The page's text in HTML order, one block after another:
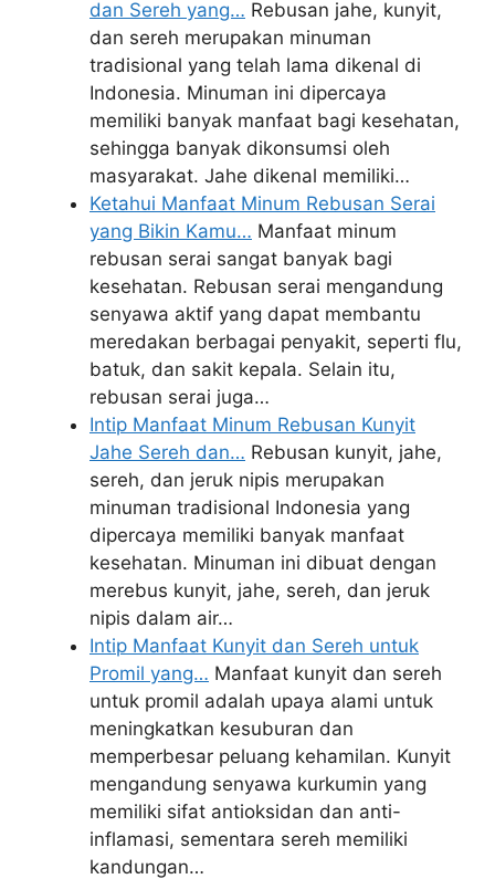
dan Sereh yang… Rebusan jahe, kunyit,
dan sereh merupakan minuman
tradisional yang telah lama dikenal di
Indonesia. Minuman ini dipercaya
memiliki banyak manfaat bagi kesehatan,
sehingga banyak dikonsumsi oleh
masyarakat. Jahe dikenal memiliki…
Ketahui Manfaat Minum Rebusan Serai
yang Bikin Kamu… Manfaat minum
rebusan serai sangat banyak bagi
kesehatan. Rebusan serai mengandung
senyawa aktif yang dapat membantu
meredakan berbagai penyakit, seperti flu,
batuk, dan sakit kepala. Selain itu,
rebusan serai juga…
Intip Manfaat Minum Rebusan Kunyit
Jahe Sereh dan… Rebusan kunyit, jahe,
sereh, dan jeruk nipis merupakan
minuman tradisional Indonesia yang
dipercaya memiliki banyak manfaat
kesehatan. Minuman ini dibuat dengan
merebus kunyit, jahe, sereh, dan jeruk
nipis dalam air…
Intip Manfaat Kunyit dan Sereh untuk
Promil yang… Manfaat kunyit dan sereh
untuk promil adalah upaya alami untuk
meningkatkan kesuburan dan
memperbesar peluang kehamilan. Kunyit
mengandung senyawa kurkumin yang
memiliki sifat antioksidan dan anti-
inflamasi, sementara sereh memiliki
kandungan…